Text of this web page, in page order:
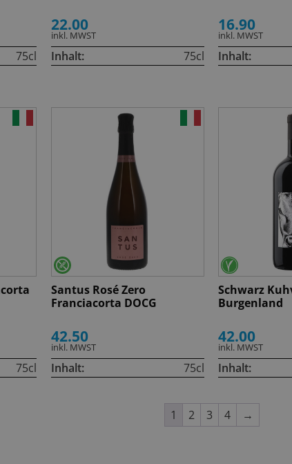
75cl
22.00
inkl. MWST
Inhalt: 75cl
16.90
inkl. MWST
Inhalt:
75cl
Santus Rosé Zero
Franciacorta DOCG
42.50
inkl. MWST
Inhalt: 75cl
Schwarz
Burgenland
42.00
inkl. MWST
Inhalt:
1 2 3 4 →